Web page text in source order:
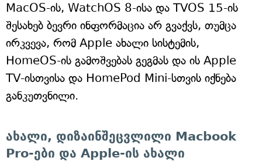
MacOS-ის, WatchOS 8-ისა და TVOS 15-ის
შესახებ ბევრი ინფორმაცია არ გვაქვს, თუმცა
ირკვევა, რომ Apple ახალი სისტემის,
HomeOS-ის გამოშვებას გეგმას და ის Apple
TV-ისთვისა და HomePod Mini-სთვის იქნება
განკუთვნილი.
ახალი, დიზაინშეცვლილი Macbook
Pro-ები და Apple-ის ახალი